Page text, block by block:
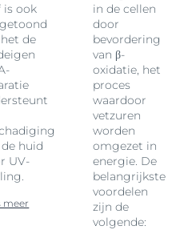
is ook
de
huid
UV-
meer
in de cellen
door
bevordering
van β-
oxidatie, het
proces
waardoor
vetzuren
worden
omgezet in
energie. De
belangrijkste
voordelen
zijn de
volgende: